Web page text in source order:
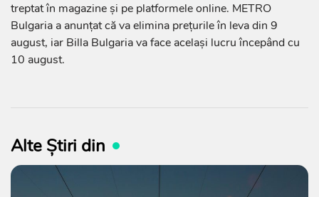
treptat în magazine și pe platformele online. METRO
Bulgaria a anunțat că va elimina prețurile în leva din 9
august, iar Billa Bulgaria va face același lucru începând cu
10 august.
Alte Știri din